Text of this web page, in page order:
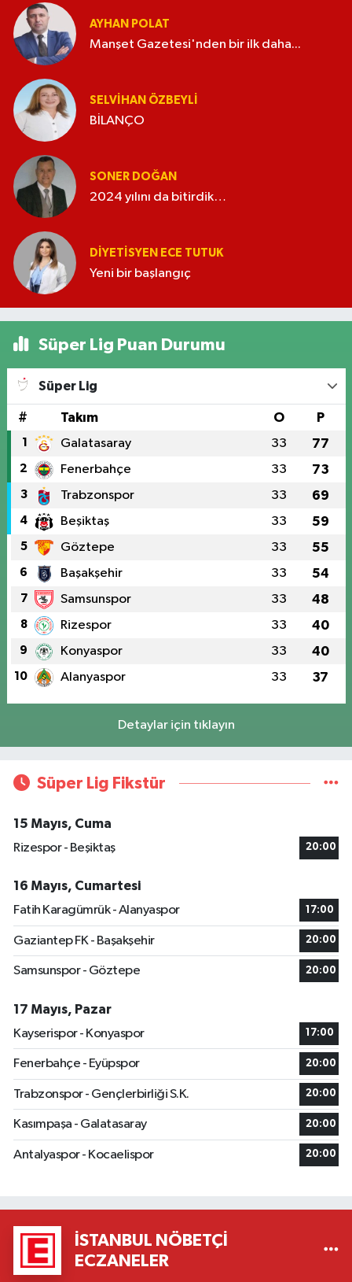
AYHAN POLAT
Manşet Gazetesi'nden bir ilk daha...
SELVIHAN ÖZBEYLI
BİLANÇO
SONER DOĞAN
2024 yılını da bitirdik…
DIYETISYEN ECE TUTUK
Yeni bir başlangıç
Süper Lig Puan Durumu
Süper Lig
# Takım O P
1 Galatasaray 33 77
2 Fenerbahçe 33 73
3 Trabzonspor 33 69
4 Beşiktaş 33 59
5 Göztepe 33 55
6 Başakşehir 33 54
7 Samsunspor 33 48
8 Rizespor 33 40
9 Konyaspor 33 40
10 Alanyaspor 33 37
Detaylar için tıklayın
Süper Lig Fikstür
15 Mayıs, Cuma
Rizespor - Beşiktaş
20:00
16 Mayıs, Cumartesi
Fatih Karagümrük - Alanyaspor
17:00
Gaziantep FK - Başakşehir 20:00
Samsunspor - Göztepe 20:00
17 Mayıs, Pazar
Kayserispor - Konyaspor
17:00
Fenerbahçe - Eyüpspor 20:00
Trabzonspor - Gençlerbirliği S.K. 20:00
Kasımpaşa - Galatasaray 20:00
Antalyaspor - Kocaelispor 20:00
İSTANBUL NÖBETÇI
ECZANELER